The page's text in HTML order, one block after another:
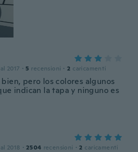
2017 · 5 recensioni · 2 caricamenti
pero los colores algunos
indican la tapa y ninguno es
2018 · 2504 recensioni · 2 caricamenti